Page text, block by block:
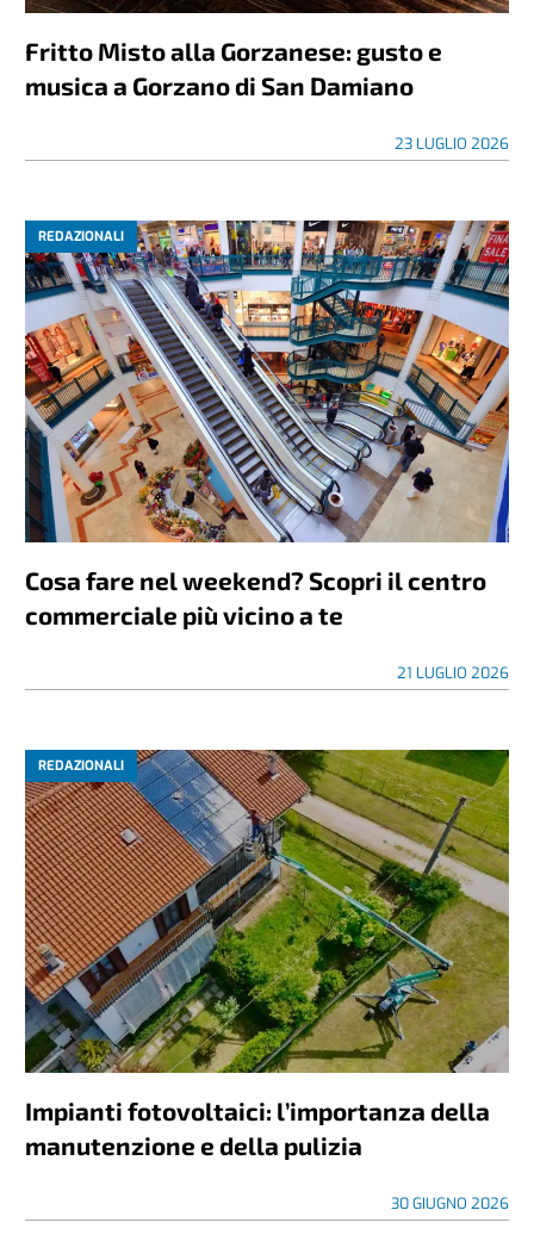
Fritto Misto alla Gorzanese: gusto e
musica a Gorzano di San Damiano
23 LUGLIO 2026
REDAZIONALI
Cosa fare nel weekend? Scopri il centro
commerciale più vicino a te
21 LUGLIO 2026
REDAZIONALI
Impianti fotovoltaici: l’importanza della
manutenzione e della pulizia
30 GIUGNO 2026